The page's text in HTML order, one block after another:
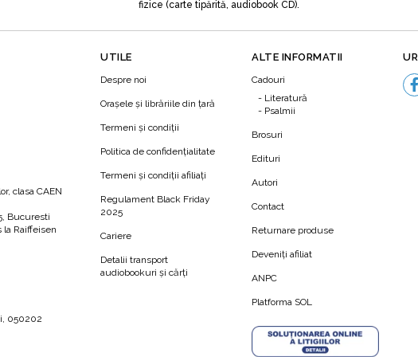
să evitaţi oamenii care vă descurajează. Mintea trebuie educată,
griji, să se teamă, să fie deprimată, să se gândească la viitor, să
astfel încât să fie obosită, pentru a nu vă mai putea controla.
oamenilor sunt obsedaţi de regrete din trecut sau de
în fiecare zi unul din lucrurile următoare:
fizice (carte tipărită, audiobook CD).
clasa CAEN
Bucuresti
Raiffeisen
050202
UTILE
Despre noi
Orașele și librăriile din țară
Termeni şi condiţii
Politica de confidenţialitate
Termeni şi condiţii afiliaţi
Regulament Black Friday
2025
Cariere
Detalii transport
audiobookuri şi cărţi
ALTE INFORMATII
Cadouri
Literatură
Psalmii
Brosuri
Edituri
Autori
Contact
Returnare produse
Deveniți afiliat
ANPC
Platforma SOL